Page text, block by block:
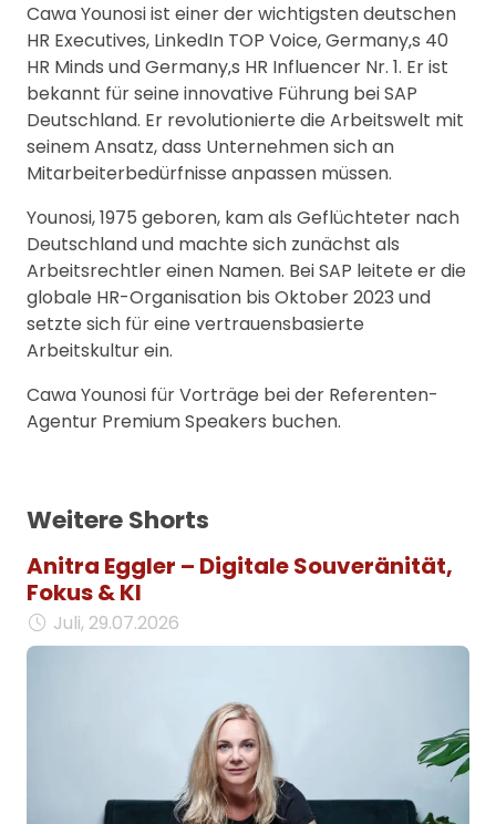
Cawa Younosi ist einer der wichtigsten deutschen
HR Executives, LinkedIn TOP Voice, Germany‚s 40
HR Minds und Germany‚s HR Influencer Nr. 1. Er ist
bekannt für seine innovative Führung bei SAP
Deutschland. Er revolutionierte die Arbeitswelt mit
seinem Ansatz, dass Unternehmen sich an
Mitarbeiterbedürfnisse anpassen müssen.
Younosi, 1975 geboren, kam als Geflüchteter nach
Deutschland und machte sich zunächst als
Arbeitsrechtler einen Namen. Bei SAP leitete er die
globale HR-Organisation bis Oktober 2023 und
setzte sich für eine vertrauensbasierte
Arbeitskultur ein.
Cawa Younosi für Vorträge bei der Referenten-
Agentur Premium Speakers buchen.
Weitere Shorts
Anitra Eggler – Digitale Souveränität,
Fokus & KI
Juli, 29.07.2026